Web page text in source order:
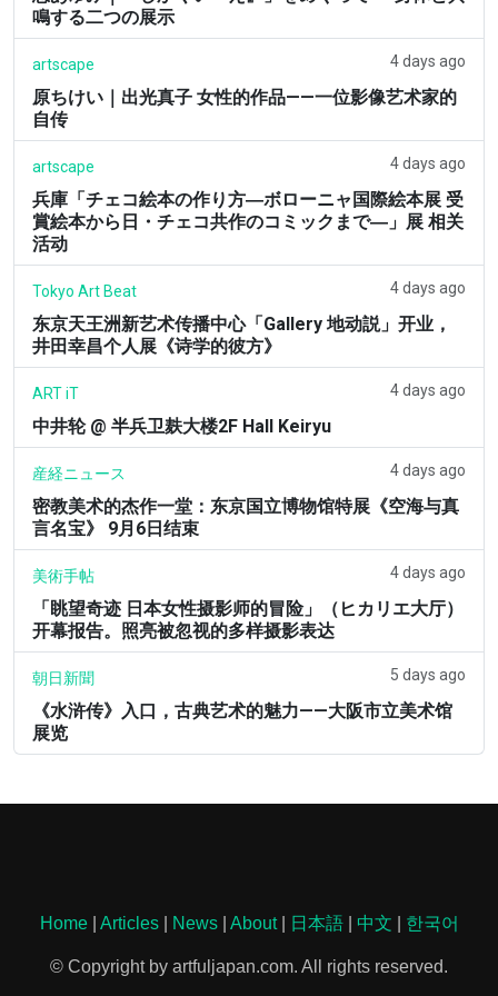
鳴する二つの展示
artscape 4 days ago
原ちけい｜出光真子 女性的作品——一位影像艺术家的
自传
artscape 4 days ago
兵庫「チェコ絵本の作り方―ボローニャ国際絵本展 受
賞絵本から日・チェコ共作のコミックまで―」展 相关
活动
Tokyo Art Beat 4 days ago
东京天王洲新艺术传播中心「Gallery 地动説」开业，
井田幸昌个人展《诗学的彼方》
ART iT 4 days ago
中井轮 @ 半兵卫麸大楼2F Hall Keiryu
産経ニュース 4 days ago
密教美术的杰作一堂：东京国立博物馆特展《空海与真
言名宝》 9月6日结束
美術手帖 4 days ago
「眺望奇迹 日本女性摄影师的冒险」（ヒカリエ大厅）
开幕报告。照亮被忽视的多样摄影表达
朝日新聞 5 days ago
《水浒传》入口，古典艺术的魅力——大阪市立美术馆
展览
Home| Articles| News| About| 日本語| 中文 한국어
© Copyright by artfuljapan.com. All rights reserved.